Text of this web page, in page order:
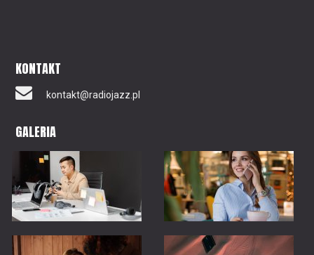
KONTAKT
kontakt@radiojazz.pl
GALERIA